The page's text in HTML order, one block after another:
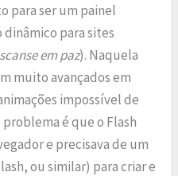
para ser um painel
para sites
em paz). Naquela
muito avançados em
impossível de
é que o Flash
e precisava de um
ou similar) para criar e